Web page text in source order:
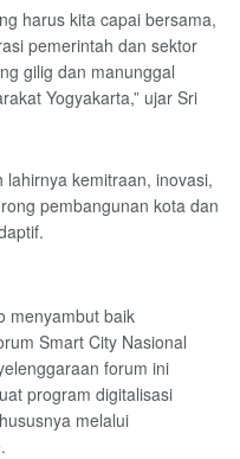
harus kita capai bersama,
pemerintah dan sektor
gilig dan manunggal
Yogyakarta,” ujar Sri
kemitraan, inovasi,
pembangunan kota dan
menyambut baik
Smart City Nasional
forum ini
program digitalisasi
melalui